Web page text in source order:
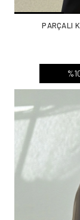
PARÇALI